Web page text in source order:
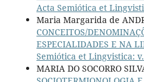
Acta Semiótica et
Maria Margarida de
CONCEITOS/
ESPECIALIDADES E NA
Semiótica et Lingvistica:
MARIA DO SOCORRO